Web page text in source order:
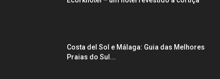
Costa del Sol e Málaga: Guia das Melhores
Praias do Sul...